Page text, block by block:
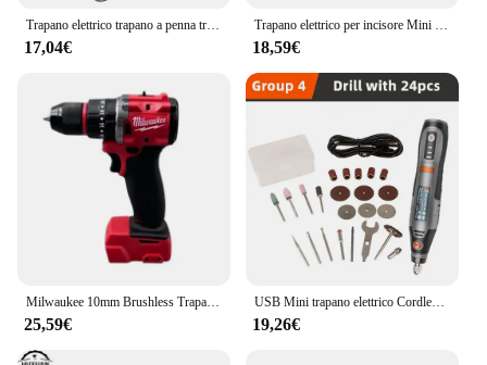
17,04€ 18,59€
25,59€
USB Mini trapano elettrico Cordless Pwer Tools incisore strumento rotante penna per incisione fai da te 21000rpm trapano Wireless con Set di accessori
19,26€